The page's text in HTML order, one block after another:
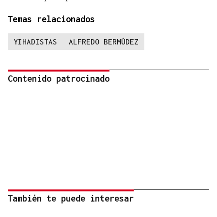
Temas relacionados
YIHADISTAS ALFREDO BERMÚDEZ
Contenido patrocinado
También te puede interesar